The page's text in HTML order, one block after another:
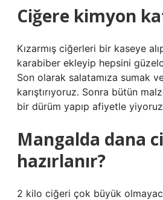
Ciğere kimyon
Kızarmış ciğerleri bir kaseye
karabiber ekleyip hepsini
Son olarak salatamıza sumak
karıştırıyoruz. Sonra bütün
bir dürüm yapıp afiyetle
Mangalda dana
hazırlanır?
2 kilo ciğeri çok büyük